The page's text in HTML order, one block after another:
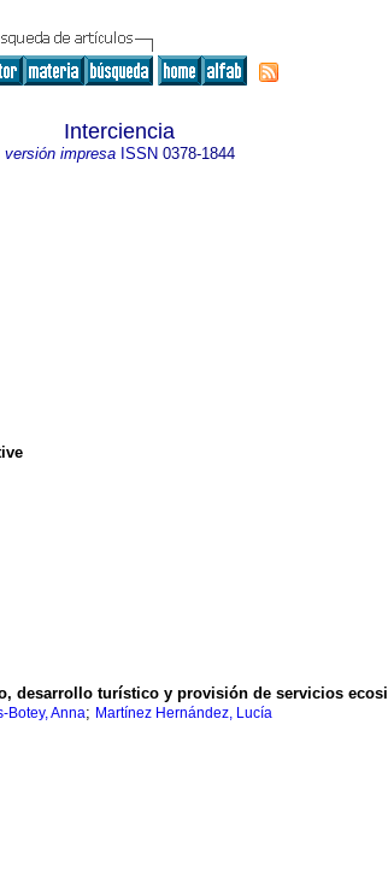
Interciencia
versión impresaISSN 0378-1844
desarrollo turístico y provisión de servicios
Botey, Anna; Martínez Hernández, Lucía